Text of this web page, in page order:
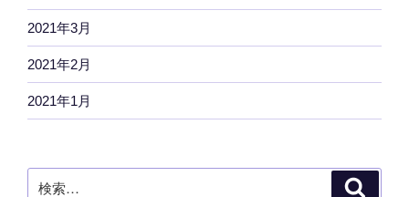
2021年3月
2021年2月
2021年1月